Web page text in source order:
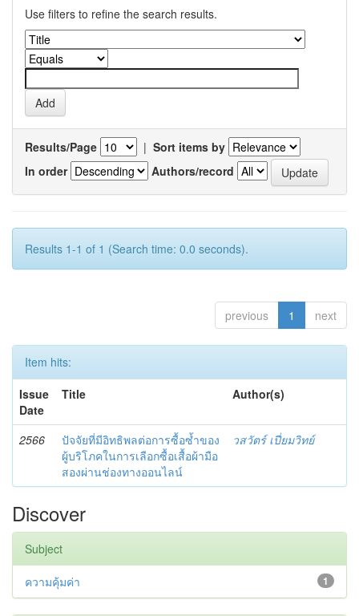
Use filters to refine the search results.
Results/Page | Sort items by
In order
Authors/record
Results 1-1 of 1 (Search time: 0.0 seconds).
previous 1 next
Item hits:
Issue
Date
Title Author(s)
2566
ปัจจัยที่มีอิทธิพลต่อการซื้อซ้ำของ
ผู้บริโภคในการเลือกซื้อเสื้อผ้ามือ
สองผ่านช่องทางออนไลน์
วสวัตร์ เปี่ยมวิทย์
Discover
Subject
1
ความคุ้มค่า